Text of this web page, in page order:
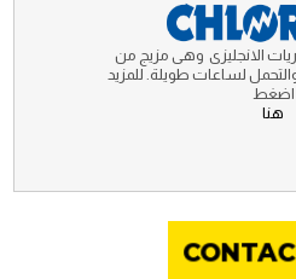
الانجليزى وهى مزيج من
لساعات طويلة. للمزيد
اضغط
هنا